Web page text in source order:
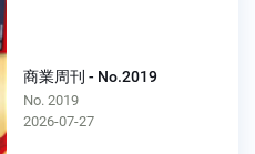
商業周刊 - No.2019
No. 2019
2026-07-27